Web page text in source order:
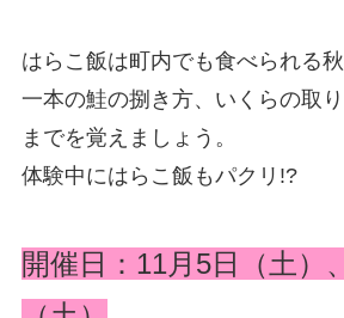
はらこ飯は町内でも食べられる
一本の鮭の捌き方、いくらの取
までを覚えましょう。
体験中にはらこ飯もパクリ!?
開催日：11月5日（土）